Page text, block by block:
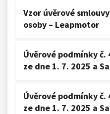
Vzor úvěrové
osoby – Leapmotor
Úvěrové podmínky č.
ze dne 1. 7. 2025 a
Úvěrové podmínky č.
ze dne 1. 7. 2025 a